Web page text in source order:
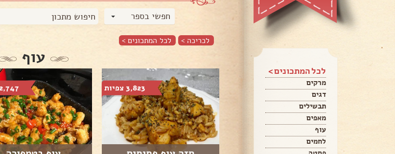
לכל המתכונים >
מרקים
דגים
תבשילים
מאפים
עוף
לחמים
חפשי בספר
לכריכה > לכל המתכונים >
עוף
3,823 צפיות 2,747 צפיות